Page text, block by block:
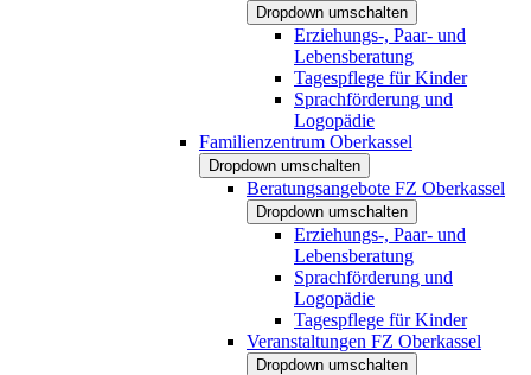
Dropdown umschalten
Erziehungs-, Paar- und
Lebensberatung
Tagespflege für Kinder
Sprachförderung und
Logopädie
Familienzentrum Oberkassel
Dropdown umschalten
Beratungsangebote FZ Oberkassel
Dropdown umschalten
Erziehungs-, Paar- und
Lebensberatung
Sprachförderung und
Logopädie
Tagespflege für Kinder
Veranstaltungen FZ Oberkassel
Dropdown umschalten